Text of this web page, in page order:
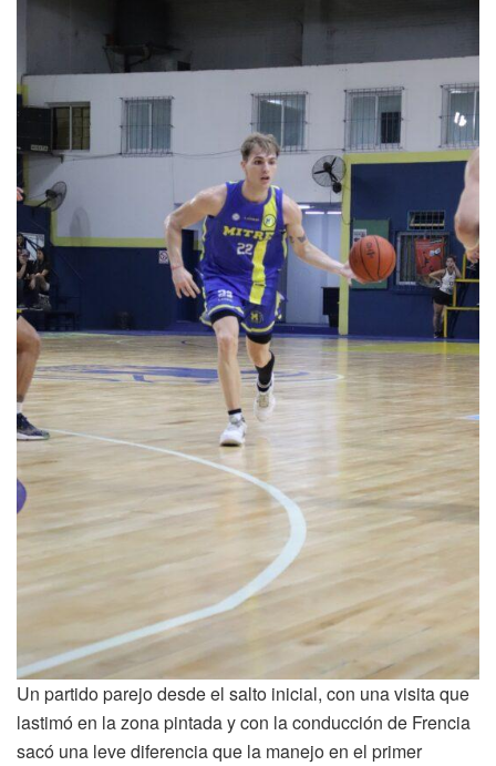
Un partido parejo desde el salto inicial, con una visita que
lastimó en la zona pintada y con la conducción de Frencia
sacó una leve diferencia que la manejo en el primer